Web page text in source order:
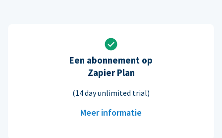
Een abonnement op
Zapier Plan
(14 day unlimited trial)
Meer informatie